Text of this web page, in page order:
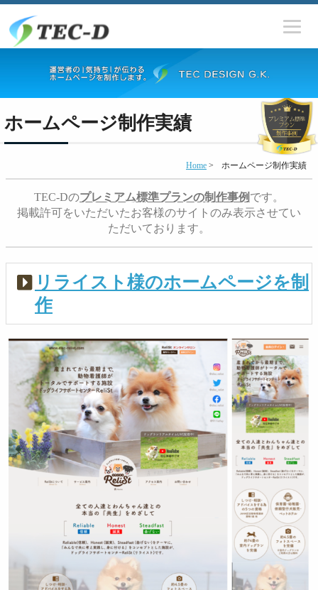
ホームページ制作実績
Home > ホームページ制作実績
TEC-Dのプレミアム標準プランの制作事例 です。
掲載許可をいただいたお客様のサイトのみ表示させてい
ただいております。
リライスト様のホームページを制
作